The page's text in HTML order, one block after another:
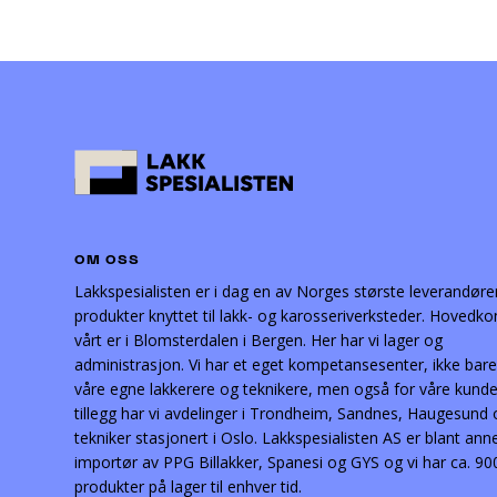
OM OSS
Lakkspesialisten er i dag en av Norges største
produkter knyttet til lakk- og karosseriverksteder.
vårt er i Blomsterdalen i Bergen. Her har vi lager og
administrasjon. Vi har et eget kompetansesenter, ikke
våre egne lakkerere og teknikere, men også for våre
tillegg har vi avdelinger i Trondheim, Sandnes, Haugesund
tekniker stasjonert i Oslo. Lakkspesialisten AS er blant
importør av PPG Billakker, Spanesi og GYS og vi har ca.
produkter på lager til enhver tid.